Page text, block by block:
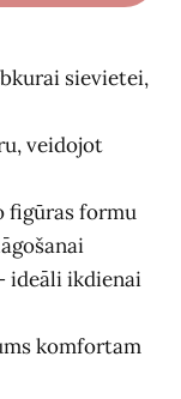
sievietei,
veidojot
figūras formu
ideāli ikdienai
komfortam